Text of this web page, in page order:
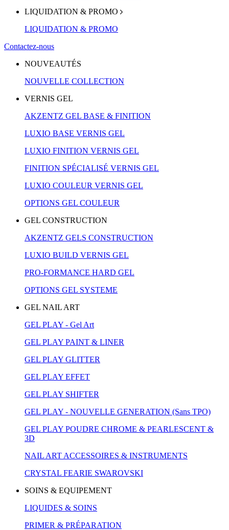
LIQUIDATION & PROMO
LIQUIDATION & PROMO
Contactez-nous
NOUVEAUTÉS
NOUVELLE COLLECTION
VERNIS GEL
AKZENTZ GEL BASE & FINITION
LUXIO BASE VERNIS GEL
LUXIO FINITION VERNIS GEL
FINITION SPÉCIALISÉ VERNIS GEL
LUXIO COULEUR VERNIS GEL
OPTIONS GEL COULEUR
GEL CONSTRUCTION
AKZENTZ GELS CONSTRUCTION
LUXIO BUILD VERNIS GEL
PRO-FORMANCE HARD GEL
OPTIONS GEL SYSTEME
GEL NAIL ART
GEL PLAY - Gel Art
GEL PLAY PAINT & LINER
GEL PLAY GLITTER
GEL PLAY EFFET
GEL PLAY SHIFTER
GEL PLAY - NOUVELLE GENERATION (Sans TPO)
GEL PLAY POUDRE CHROME & PEARLESCENT &
3D
NAIL ART ACCESSOIRES & INSTRUMENTS
CRYSTAL FEARIE SWAROVSKI
SOINS & EQUIPEMENT
LIQUIDES & SOINS
PRIMER & PRÉPARATION